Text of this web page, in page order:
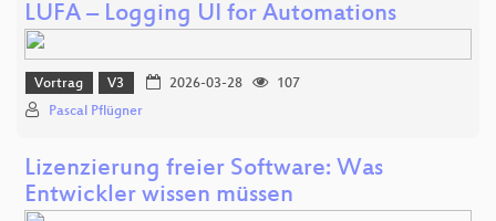
LUFA – Logging UI for Automations
Vortrag V3 2026-03-28
107
Pascal Pflügner
Lizenzierung freier Software: Was
Entwickler wissen müssen